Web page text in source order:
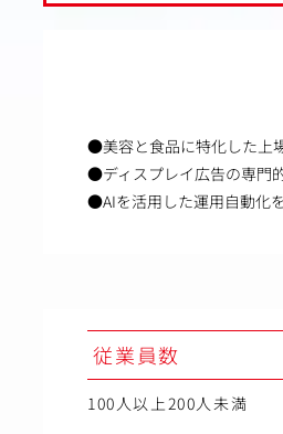
●美容と食品に特化した上
●ディスプレイ広告の専門
●AIを活用した運用自動化
従業員数
100人以上200人未満